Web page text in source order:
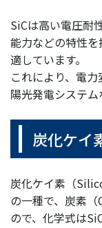
SiCは高い電圧耐
能力などの特性
適しています。
これにより、電
陽光発電システム
炭化ケイ
炭化ケイ素（
の一種で、炭素
ので、化学式は